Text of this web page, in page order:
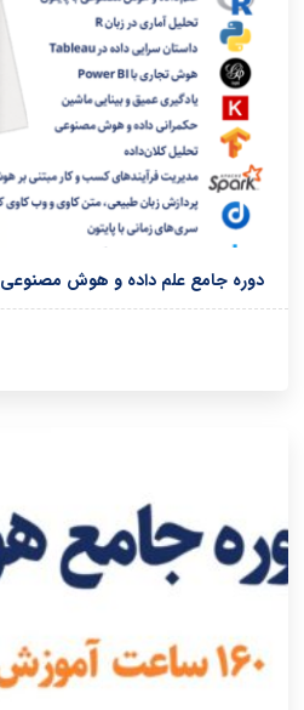
دوره جامع علم‌ داده و هوش مصنوعی